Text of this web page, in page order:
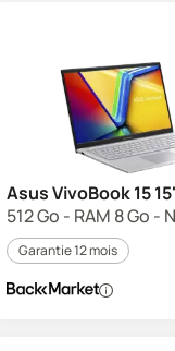
Asus VivoBook 15
512 Go - RAM 8 Go
Garantie 12 mois